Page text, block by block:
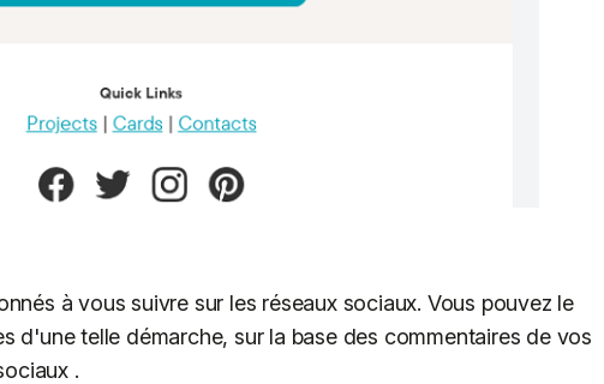
à vous suivre sur les réseaux sociaux. Vous pouvez le
d'une telle démarche, sur la base des commentaires de vos
.